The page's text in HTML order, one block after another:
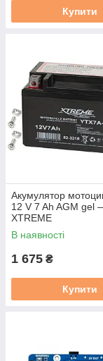
Купити
Акумулятор
12 V 7 Ah AGM gel
XTREME
В наявності
1 675 ₴
Купити